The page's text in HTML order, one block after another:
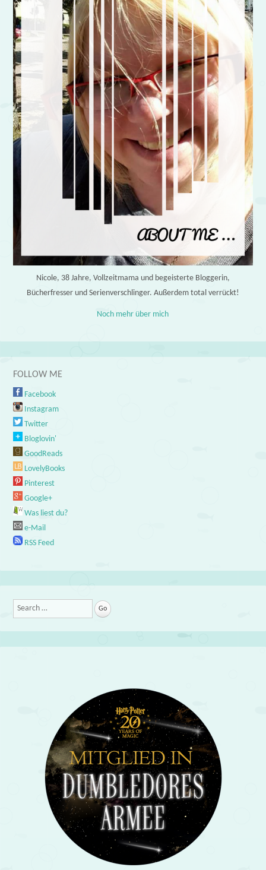
Nicole, 38 Jahre, Vollzeitmama und begeisterte Bloggerin,
Bücherfresser und Serienverschlinger. Außerdem total verrückt!
Noch mehr über mich
FOLLOW ME
Facebook
Instagram
Twitter
Bloglovin'
GoodReads
LovelyBooks
Pinterest
Google+
Was liest du?
e-Mail
RSS Feed
Search